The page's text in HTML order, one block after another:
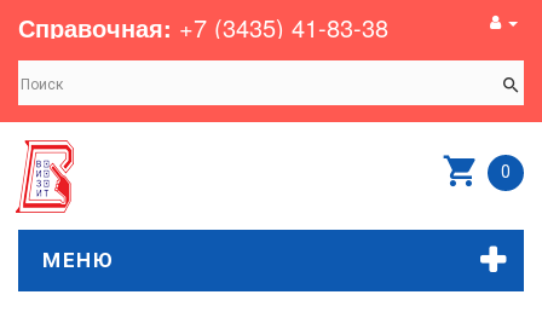
Справочная: +7 (3435) 41-83-38
0
МЕНЮ